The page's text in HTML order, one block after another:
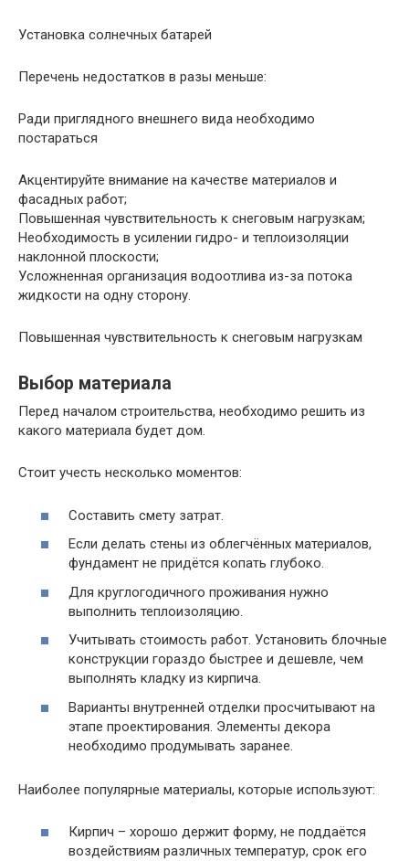
Установка солнечных батарей
Перечень недостатков в разы меньше:
Ради приглядного внешнего вида необходимо
постараться
Акцентируйте внимание на качестве материалов и
фасадных работ;
Повышенная чувствительность к снеговым нагрузкам;
Необходимость в усилении гидро- и теплоизоляции
наклонной плоскости;
Усложненная организация водоотлива из-за потока
жидкости на одну сторону.
Повышенная чувствительность к снеговым нагрузкам
Выбор материала
Перед началом строительства, необходимо решить из
какого материала будет дом.
Стоит учесть несколько моментов:
Составить смету затрат.
Если делать стены из облегчённых материалов,
фундамент не придётся копать глубоко.
Для круглогодичного проживания нужно
выполнить теплоизоляцию.
Учитывать стоимость работ. Установить блочные
конструкции гораздо быстрее и дешевле, чем
выполнять кладку из кирпича.
Варианты внутренней отделки просчитывают на
этапе проектирования. Элементы декора
необходимо продумывать заранее.
Наиболее популярные материалы, которые используют:
Кирпич – хорошо держит форму, не поддаётся
воздействиям различных температур, срок его